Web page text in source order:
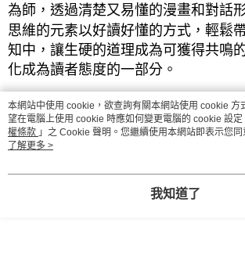
為師，透過清楚又易懂的漫畫和對話
思維的元素以好讀好懂的方式，輕鬆
知中，讓生硬的道理成為可獲得共鳴
化成為讀者態度的一部分。
本書透過漫畫的鮮明形式，把青春期
的感受與想法，做了同理的描述，讓
者貼近又柔和的步伐，開始慢慢理解
開始，而這個正是成長型思維重要的
時，本書除了同理孩子的心境之外，
本網站中使用 cookie，欲查詢有關本網站使用 cookie 方
望在電腦上使用 cookie 時應如何變更電腦的 cookie 設定
權條款 」之 Cookie 聲明。您繼續使用本網站即表示您
用條款之 Cookie 聲明使用 cookie。
了解更多 >
我知道了